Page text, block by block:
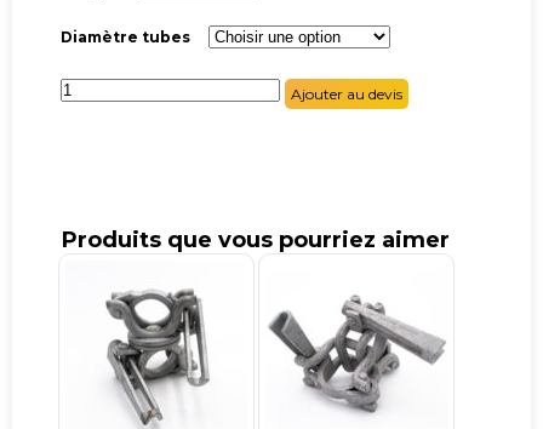
Diamètre tubes
quantité
de
Ajouter au devis
Produits que vous pourriez aimer